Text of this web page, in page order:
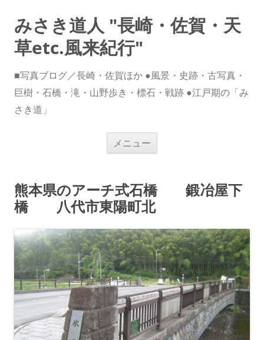
みさき道人 "長崎・佐賀・天
草etc.風来紀行"
■写真ブログ／長崎・佐賀ほか ●風景・史跡・古写真・
巨樹・石橋・滝・山野歩き・標石・戦跡 ●江戸期の「み
さき道」
メニュー
キ
熊本県のアーチ式石橋 鍛冶屋下
橋 八代市東陽町北